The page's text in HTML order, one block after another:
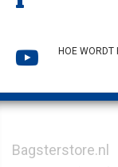
HOE WORDT
Bagsterstore.nl